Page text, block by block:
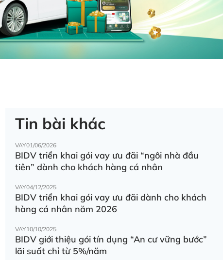
Tin bài khác
VAY01/06/2026
BIDV triển khai gói vay ưu đãi “ngôi nhà đầu
tiên” dành cho khách hàng cá nhân
VAY04/12/2025
BIDV triển khai gói vay ưu đãi dành cho khách
hàng cá nhân năm 2026
VAY10/10/2025
BIDV giới thiệu gói tín dụng “An cư vững bước”
lãi suất chỉ từ 5%/năm